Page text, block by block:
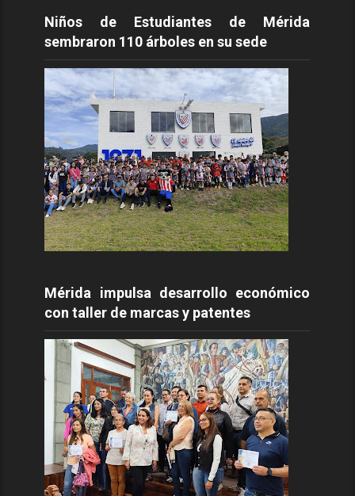
Niños de Estudiantes de Mérida
sembraron 110 árboles en su sede
Mérida impulsa desarrollo económico
con taller de marcas y patentes